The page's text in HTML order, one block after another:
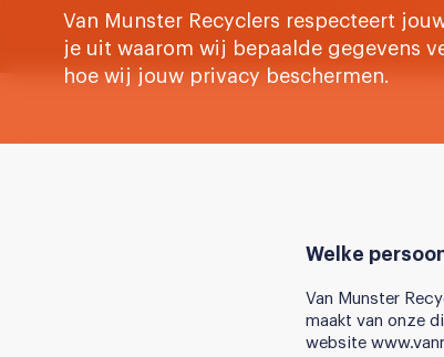
Van Munster Recyclers respecteert
je uit waarom wij bepaalde gegevens
hoe wij jouw privacy beschermen.
Welke
Van Munster
maakt van onze
website